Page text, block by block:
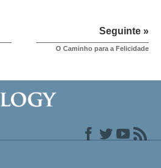
Seguinte »
O Caminho para a Felicidade